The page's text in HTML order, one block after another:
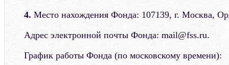
4. Место нахождения Фонда: 107139, г. Москва,
Адрес электронной почты Фонда: mail@fss.ru.
График работы Фонда (по московскому времени):